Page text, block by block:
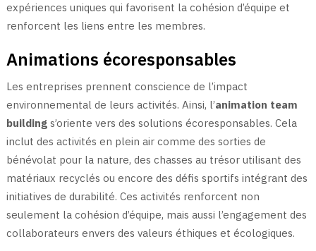
expériences uniques qui favorisent la cohésion d’équipe et
renforcent les liens entre les membres.
Animations écoresponsables
Les entreprises prennent conscience de l’impact
environnemental de leurs activités. Ainsi, l’animation team
buildings’oriente vers des solutions écoresponsables. Cela
inclut des activités en plein air comme des sorties de
bénévolat pour la nature, des chasses au trésor utilisant des
matériaux recyclés ou encore des défis sportifs intégrant des
initiatives de durabilité. Ces activités renforcent non
seulement la cohésion d’équipe, mais aussi l’engagement des
collaborateurs envers des valeurs éthiques et écologiques.